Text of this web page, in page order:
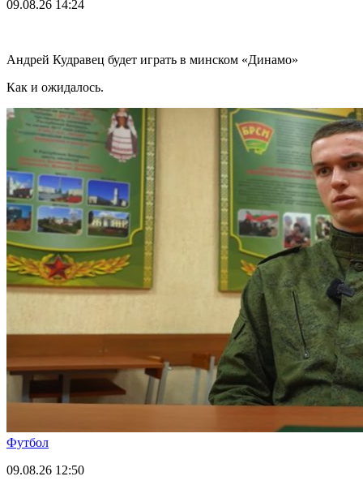
09.08.26 14:24
Андрей Кудравец будет играть в минском «Динамо»
Как и ожидалось.
Футбол
09.08.26 12:50